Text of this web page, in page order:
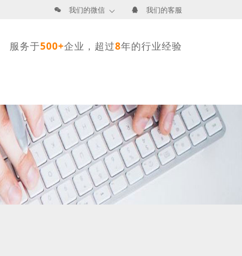
我们的微信 我们的客服
服务于500+企业，超过8年的行业经验